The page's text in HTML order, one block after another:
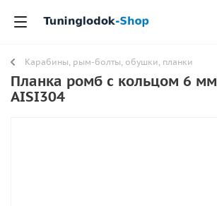
Карабины, рым-болты, обушки, планки
Планка ромб с кольцом 6 мм
AISI304